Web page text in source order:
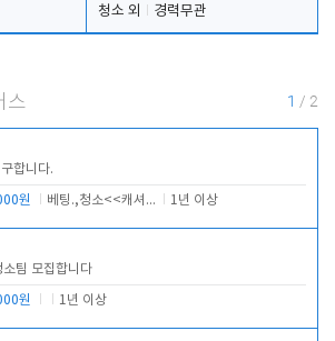
청소 외
경력무관
스 1 / 2
합니다.
원 베팅.,청소<<캐셔 모셔봅니다. 1년 이상
팀 모집합니다
원 1년 이상